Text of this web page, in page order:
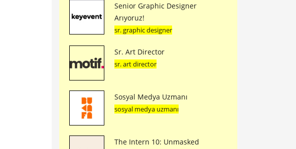
Senior Graphic Designer
Arıyoruz!
sr. graphic designer
Sr. Art Director
sr. art director
Sosyal Medya Uzmanı
sosyal medya uzmanı
The Intern 10: Unmasked